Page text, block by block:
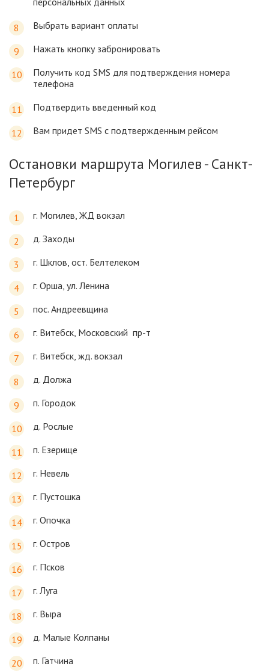
Выбрать вариант оплаты
Нажать кнопку забронировать
Получить код SMS для подтверждения номера
телефона
Подтвердить введенный код
Вам придет SMS с подтвержденным рейсом
Остановки маршрута Могилев - Санкт-
Петербург
г. Могилев, ЖД вокзал
д. Заходы
г. Шклов, ост. Белтелеком
г. Орша, ул. Ленина
пос. Андреевщина
г. Витебск, Московский пр-т
г. Витебск, жд. вокзал
д. Должа
п. Городок
д. Рослые
п. Езерище
г. Невель
г. Пустошка
г. Опочка
г. Остров
г. Псков
г. Луга
г. Выра
д. Малые Колпаны
п. Гатчина